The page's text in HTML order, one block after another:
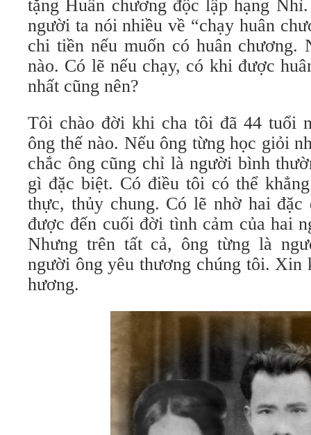
tặng Huân chương độc lập hạng
người ta nói nhiều về “chạy huân
chi tiền nếu muốn có huân chương.
nào. Có lẽ nếu chạy, có khi được
nhất cũng nên?
Tôi chào đời khi cha tôi đã 44 tuổi
ông thế nào. Nếu ông từng học giỏi
chắc ông cũng chỉ là người bình
gì đặc biệt. Có điều tôi có thể
thực, thủy chung. Có lẽ nhờ hai
được đến cuối đời tình cảm của hai
Nhưng trên tất cả, ông từng là
người ông yêu thương chúng tôi. Xin
hương.